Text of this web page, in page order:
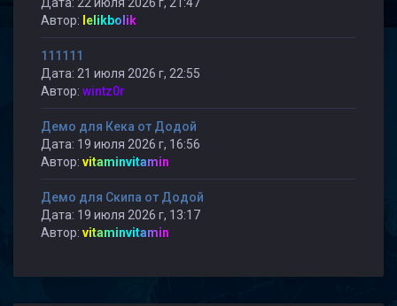
Автор: lelikbolik
111111
Дата: 21 июля 2026 г, 22:55
Автор: wintz0r
Демо для Кека от Додой
Дата: 19 июля 2026 г, 16:56
Автор: vitaminvitamin
Демо для Скипа от Додой
Дата: 19 июля 2026 г, 13:17
Автор: vitaminvitamin